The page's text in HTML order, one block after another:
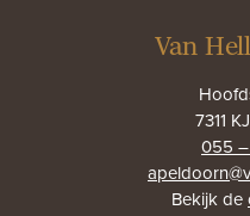
Van
7311
055
Bekijk de